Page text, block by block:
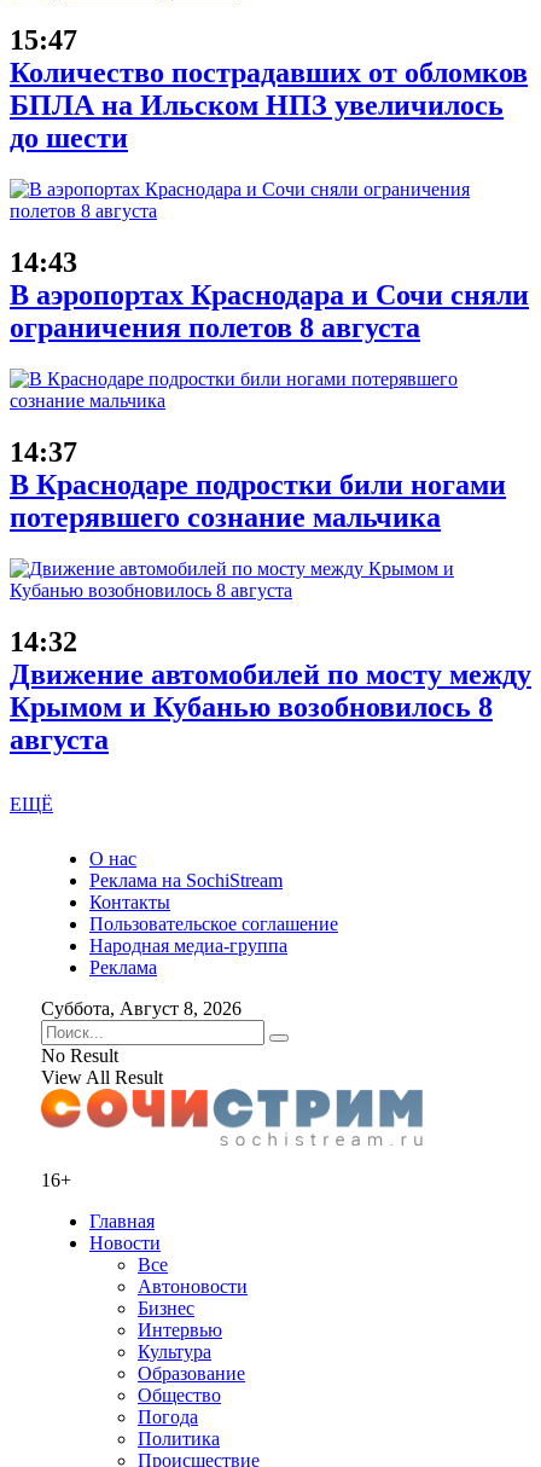
15:47
Количество пострадавших от обломков
БПЛА на Ильском НПЗ увеличилось
до шести
14:43
В аэропортах Краснодара и Сочи сняли
ограничения полетов 8 августа
14:37
В Краснодаре подростки били ногами
потерявшего сознание мальчика
14:32
Движение автомобилей по мосту между
Крымом и Кубанью возобновилось 8
августа
ЕЩЁ
О нас
Реклама на SochiStream
Контакты
Пользовательское соглашение
Народная медиа-группа
Реклама
Суббота, Август 8, 2026
No Result
View All Result
16+
Главная
Новости
Все
Автоновости
Бизнес
Интервью
Культура
Образование
Общество
Погода
Политика
Происшествие